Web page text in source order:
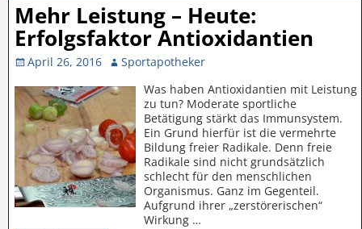
Mehr Leistung – Heute:
Erfolgsfaktor Antioxidantien
April 26, 2016
Sportapotheker
Was haben Antioxidantien mit Leistung
zu tun? Moderate sportliche
Betätigung stärkt das Immunsystem.
Ein Grund hierfür ist die vermehrte
Bildung freier Radikale. Denn freie
Radikale sind nicht grundsätzlich
schlecht für den menschlichen
Organismus. Ganz im Gegenteil.
Aufgrund ihrer „zerstörerischen“
Wirkung …